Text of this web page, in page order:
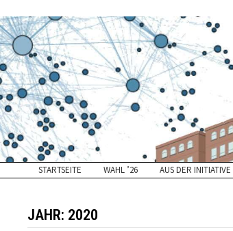
zum
Inhalt
STARTSEITE WAHL ’26 AUS DER INITIATIVE
JAHR: 2020